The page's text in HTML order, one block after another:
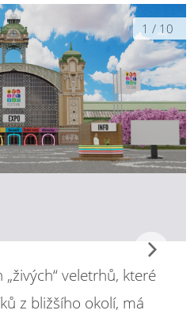
1 / 10
veletrhů, které
z bližšího okolí, má